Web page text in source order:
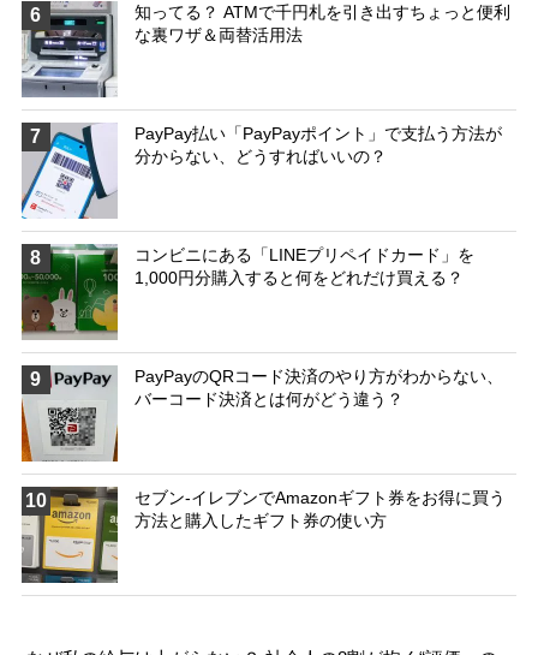
6
知ってる？ ATMで千円札を引き出すちょっと便利
な裏ワザ＆両替活用法
7
PayPay払い「PayPayポイント」で支払う方法が
分からない、どうすればいいの？
8
コンビニにある「LINEプリペイドカード」を
1,000円分購入すると何をどれだけ買える？
9
PayPayのQRコード決済のやり方がわからない、
バーコード決済とは何がどう違う？
10
セブン-イレブンでAmazonギフト券をお得に買う
方法と購入したギフト券の使い方